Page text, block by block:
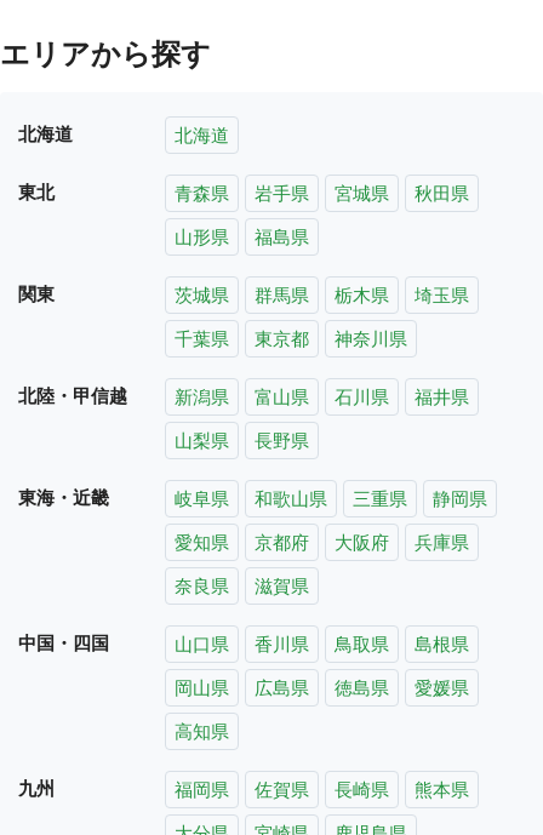
エリアから探す
北海道 北海道
東北 青森県 岩手県 宮城県
秋田県
山形県
福島県
関東 茨城県 群馬県 栃木県
埼玉県
千葉県
東京都 神奈川県
北陸・甲信越 新潟県 富山県 石川県
福井県
山梨県
長野県
東海・近畿 岐阜県 和歌山県 三重県
静岡県
愛知県
京都府 大阪府
兵庫県
奈良県
滋賀県
中国・四国 山口県 香川県 鳥取県
島根県
岡山県
広島県 徳島県
愛媛県
高知県
九州 福岡県 佐賀県 長崎県
熊本県